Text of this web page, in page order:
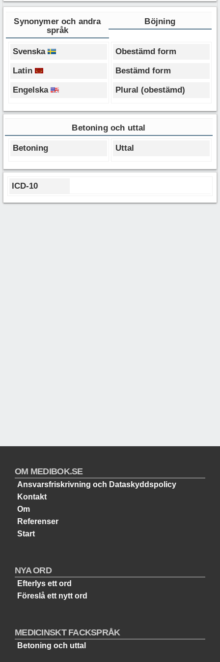
Synonymer och andra
språk
Böjning
Svenska
Latin
Engelska
Obestämd form
Bestämd form
Plural (obestämd)
Betoning och uttal
Betoning Uttal
ICD-10
OM MEDIBOK.SE
Ansvarsfriskrivning och Dataskyddspolicy
Kontakt
Om
Referenser
Start
NYA ORD
Efterlys ett ord
Föreslå ett nytt ord
MEDICINSKT FACKSPRÅK
Betoning och uttal